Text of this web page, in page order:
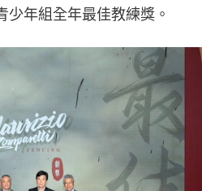
少年組全年最佳教練獎。